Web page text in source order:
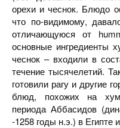
орехи и чеснок. Блюдо
что по-видимому,
отличающуюся от
основные ингредиенты
чеснок – входили в
течение тысячелетий.
готовили рагу и другие
блюд, похожих на
периода Аббасидов
-1258 годы н.э.) в Египте